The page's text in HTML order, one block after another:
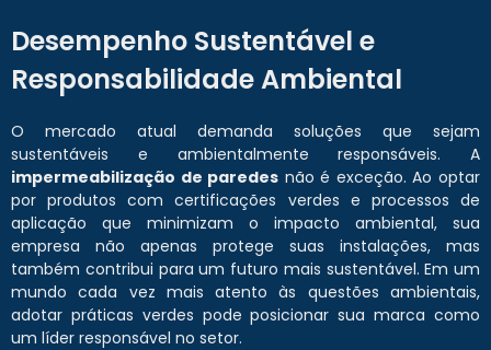
Desempenho Sustentável e
Responsabilidade Ambiental
O mercado atual demanda soluções que sejam
sustentáveis e ambientalmente responsáveis. A
impermeabilização de paredes não é exceção. Ao optar
por produtos com certificações verdes e processos de
aplicação que minimizam o impacto ambiental, sua
empresa não apenas protege suas instalações, mas
também contribui para um futuro mais sustentável. Em um
mundo cada vez mais atento às questões ambientais,
adotar práticas verdes pode posicionar sua marca como
um líder responsável no setor.